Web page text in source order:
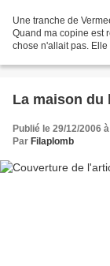
Une tranche de
Quand ma copine est
chose n'allait pas.
La maison du
Publié le 29/12/2006
Par Filaplomb